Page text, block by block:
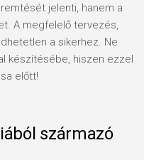
jelenti, hanem a
A megfelelő tervezés,
a sikerhez. Ne
készítésébe, hiszen ezzel
előtt!
származó